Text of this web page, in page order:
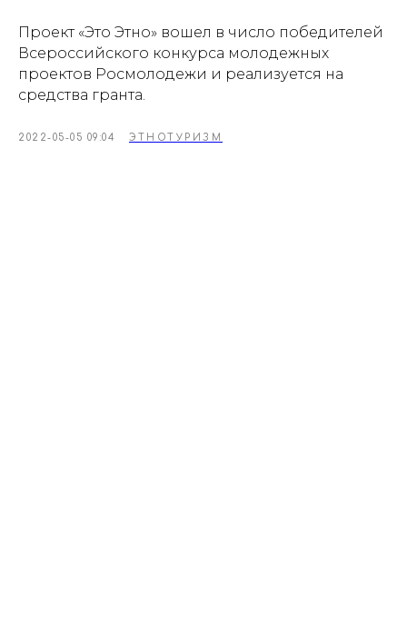
Проект «Это Этно» вошел в число победителей
Всероссийского конкурса молодежных
проектов Росмолодежи и реализуется на
средства гранта.
2022-05-05 09:04 ЭТНОТУРИЗМ